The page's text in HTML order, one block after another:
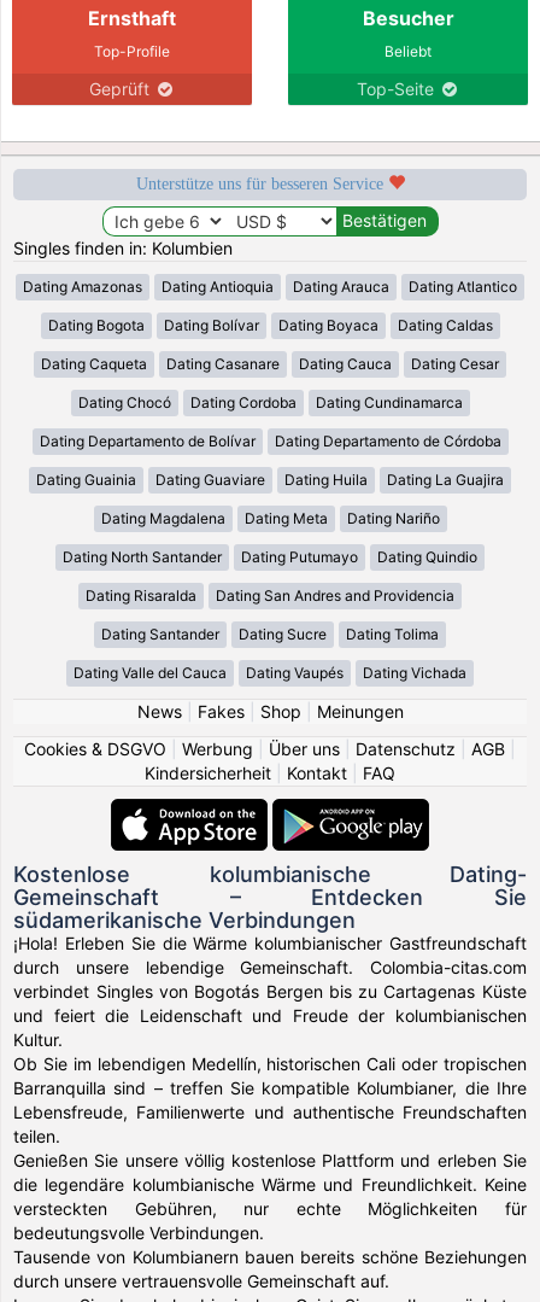
Ernsthaft
Top-Profile
Geprüft
Besucher
Beliebt
Top-Seite
Unterstütze uns für besseren Service
Singles finden in: Kolumbien
Dating Amazonas Dating Antioquia Dating Arauca Dating Atlantico
Dating Bogota Dating Bolívar Dating Boyaca Dating Caldas
Dating Caqueta Dating Casanare Dating Cauca Dating Cesar
Dating Chocó Dating Cordoba Dating Cundinamarca
Dating Departamento de Bolívar Dating Departamento de Córdoba
Dating Guainia Dating Guaviare Dating Huila Dating La Guajira
Dating Magdalena Dating Meta Dating Nariño
Dating North Santander Dating Putumayo Dating Quindio
Dating Risaralda Dating San Andres and Providencia
Dating Santander Dating Sucre Dating Tolima
Dating Valle del Cauca Dating Vaupés Dating Vichada
News| Fakes| Shop
Meinungen
Cookies & DSGVO
Werbung Über uns Datenschutz AGB
Kindersicherheit
Kontakt FAQ
Kostenlose kolumbianische Dating-
Gemeinschaft – Entdecken Sie
südamerikanische Verbindungen
¡Hola! Erleben Sie die Wärme kolumbianischer Gastfreundschaft
durch unsere lebendige Gemeinschaft. Colombia-citas.com
verbindet Singles von Bogotás Bergen bis zu Cartagenas Küste
und feiert die Leidenschaft und Freude der kolumbianischen
Kultur.
Ob Sie im lebendigen Medellín, historischen Cali oder tropischen
Barranquilla sind – treffen Sie kompatible Kolumbianer, die Ihre
Lebensfreude, Familienwerte und authentische Freundschaften
teilen.
Genießen Sie unsere völlig kostenlose Plattform und erleben Sie
die legendäre kolumbianische Wärme und Freundlichkeit. Keine
versteckten Gebühren, nur echte Möglichkeiten für
bedeutungsvolle Verbindungen.
Tausende von Kolumbianern bauen bereits schöne Beziehungen
durch unsere vertrauensvolle Gemeinschaft auf.